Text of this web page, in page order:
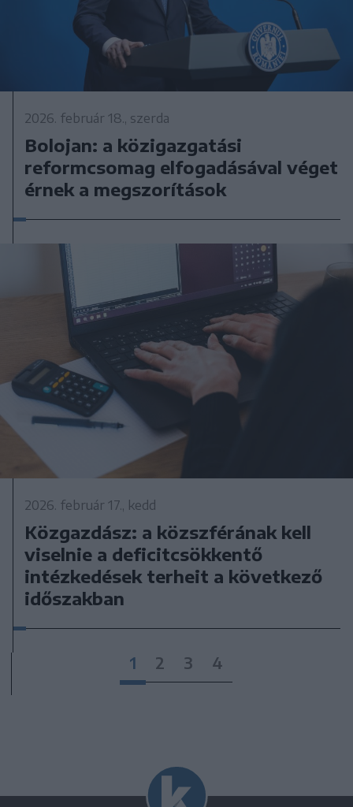
2026. február 18., szerda
Bolojan: a közigazgatási
reformcsomag elfogadásával véget
érnek a megszorítások
2026. február 17., kedd
Közgazdász: a közszférának kell
viselnie a deficitcsökkentő
intézkedések terheit a következő
időszakban
1 2 3 4